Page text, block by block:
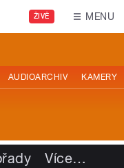
ŽIVĚ MENU
AUDIOARCHIV KAMERY
Více…